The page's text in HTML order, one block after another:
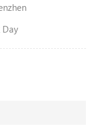
Day